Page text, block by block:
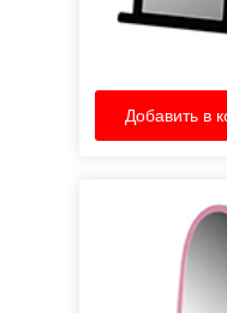
Добавить в